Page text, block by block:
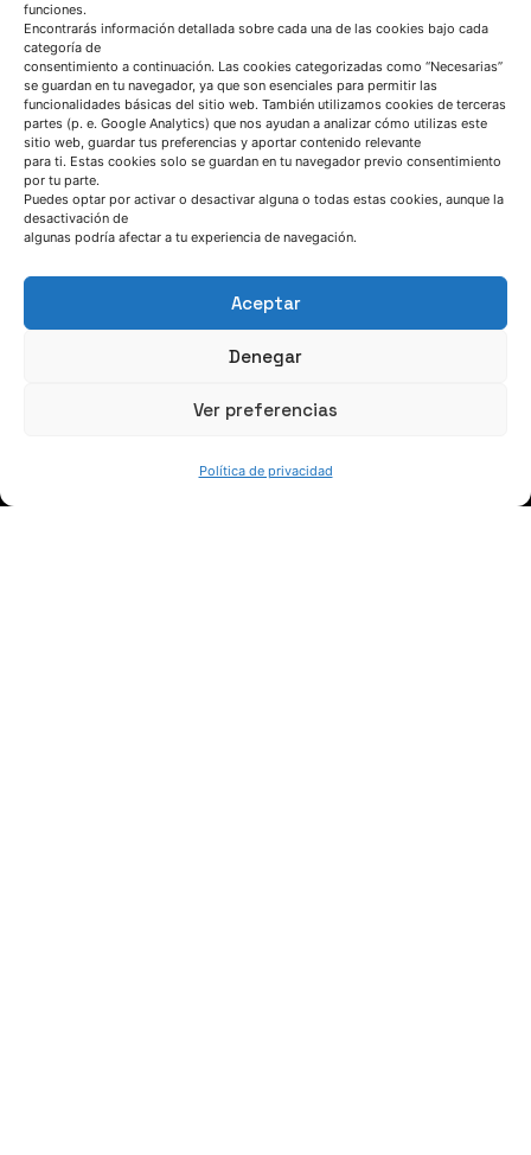
funciones.
Encontrarás información detallada sobre cada una de las cookies bajo cada
categoría de
consentimiento a continuación. Las cookies categorizadas como “Necesarias”
se guardan en tu navegador, ya que son esenciales para permitir las
funcionalidades básicas del sitio web. También utilizamos cookies de terceras
partes (p. e. Google Analytics) que nos ayudan a analizar cómo utilizas este
sitio web, guardar tus preferencias y aportar contenido relevante
para ti. Estas cookies solo se guardan en tu navegador previo consentimiento
por tu parte.
Puedes optar por activar o desactivar alguna o todas estas cookies, aunque la
desactivación de
algunas podría afectar a tu experiencia de navegación.
Aceptar
Denegar
Ver preferencias
Política de privacidad
HABLEMOS